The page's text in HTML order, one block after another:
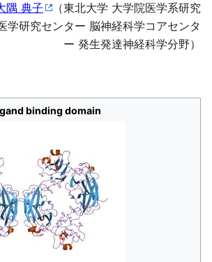
隅 典子
（東北大学 大学院医学系研究
学研究センター 脳神経科学コアセンタ
ー 発生発達神経科学分野）
binding domain